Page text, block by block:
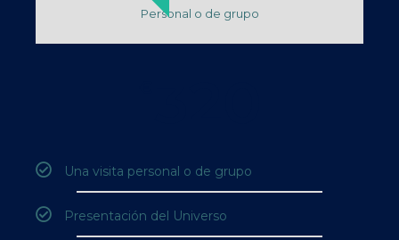
Personal o de grupo
Una visita personal o de grupo
Presentación del Universo